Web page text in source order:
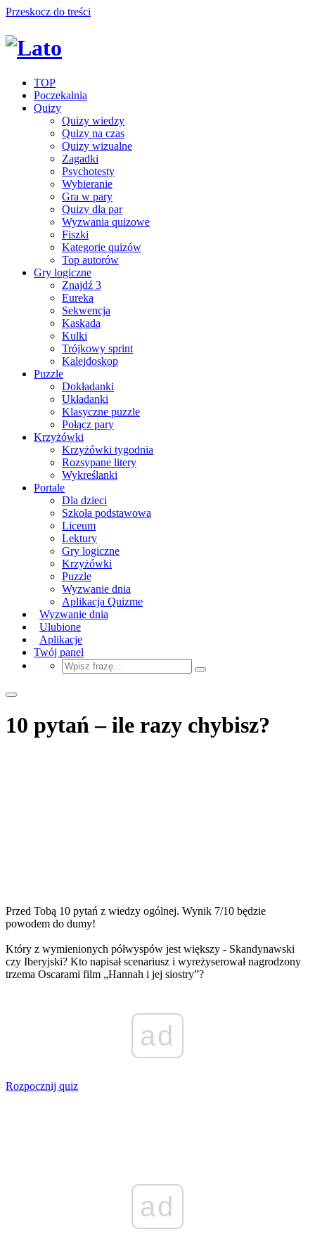
Przeskocz do treści
TOP
Poczekalnia
Quizy
Quizy wiedzy
Quizy na czas
Quizy wizualne
Zagadki
Psychotesty
Wybieranie
Gra w pary
Quizy dla par
Wyzwania quizowe
Fiszki
Kategorie quizów
Top autorów
Gry logiczne
Znajdź 3
Eureka
Sekwencja
Kaskada
Kulki
Trójkowy sprint
Kalejdoskop
Puzzle
Dokładanki
Układanki
Klasyczne puzzle
Połącz pary
Krzyżówki
Krzyżówki tygodnia
Rozsypane litery
Wykreślanki
Portale
Dla dzieci
Szkoła podstawowa
Liceum
Lektury
Gry logiczne
Krzyżówki
Puzzle
Wyzwanie dnia
Aplikacja Quizme
Wyzwanie dnia
Ulubione
Aplikacje
Twój panel
10 pytań – ile razy chybisz?
Przed Tobą 10 pytań z wiedzy ogólnej. Wynik 7/10 będzie
powodem do dumy!
Który z wymienionych półwyspów jest większy - Skandynawski
czy Iberyjski? Kto napisał scenariusz i wyreżyserował nagrodzony
trzema Oscarami film „Hannah i jej siostry”?
ad
Rozpocznij quiz
ad